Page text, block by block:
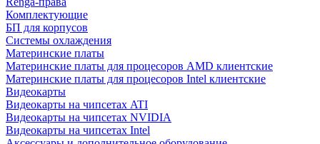
Комплектующие
БП для корпусов
Системы охлаждения
Материнские платы
Материнские платы для процесоров AMD клиентские
Материнские платы для процесоров Intel клиентские
Видеокарты
Видеокарты на чипсетах ATI
Видеокарты на чипсетах NVIDIA
Видеокарты на чипсетах Intel